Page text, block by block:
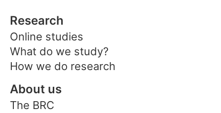
Research
Online studies
What do we study?
How we do research
About us
The BRC